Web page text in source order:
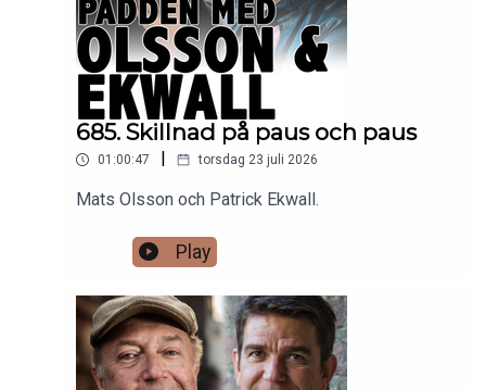
685. Skillnad på paus och paus
01:00:47 torsdag 23 juli 2026
Mats Olsson och Patrick Ekwall.
Play